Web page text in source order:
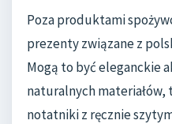
Poza produktami
prezenty związane z
Mogą to być eleganckie
naturalnych
notatniki z ręcznie